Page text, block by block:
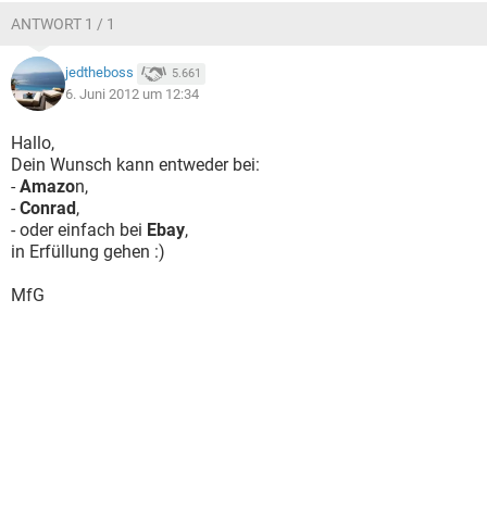
ANTWORT 1 / 1
jedtheboss 5.661
6. Juni 2012 um 12:34
Hallo,
Dein Wunsch kann entweder bei:
- Amazon,
- Conrad,
- oder einfach bei Ebay,
in Erfüllung gehen :)
MfG